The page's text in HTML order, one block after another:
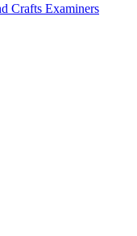
Crafts Examiners